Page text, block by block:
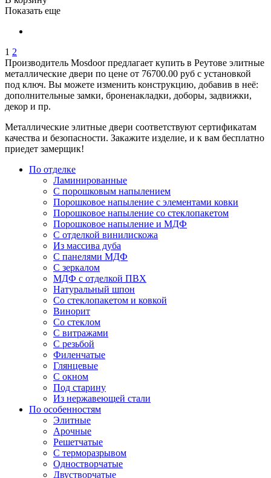
Показать еще
1 2
Производитель Mosdoor предлагает купить в Реутове элитные
металлические двери по цене от 76700.00 руб с установкой
под ключ. Вы можете изменить конструкцию, добавив в неё:
дополнительные замки, броненакладки, доборы, задвижки,
декор и пр.
Металлические элитные двери соответствуют сертификатам
качества и безопасности. Закажите изделие, и к вам бесплатно
приедет замерщик!
По отделке
Ламинированные
С порошковым напылением
Порошковое напыление с элементами ковки
Порошковое напыление со стеклопакетом
Порошковое напыление и МДФ
С отделкой винилискожа
Из массива дуба
С панелями МДФ
С зеркалом
МДФ с отделкой ПВХ
Натуральный шпон
Со стеклопакетом и ковкой
Винорит
Со стеклом
С витражами
С резьбой
Филенчатые
Глянцевые
С окном
Под старину
Из нержавеющей стали
По особенностям
Элитные
Арочные
Решетчатые
С терморазрывом
Одностворчатые
Двустворчатые